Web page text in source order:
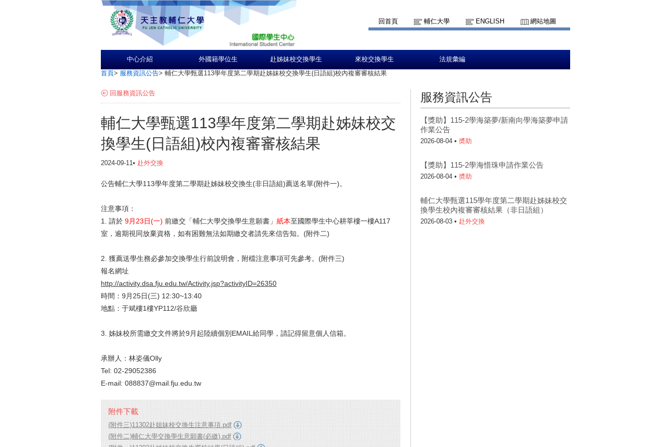
回首頁 輔仁大學 ENGLISH 網站地圖
中心介紹 外國籍學位生 赴姊妹校交換學生 來校交換學生 法規彙編
首頁> 服務資訊公告> 輔仁大學甄選113學年度第二學期赴姊妹校交換學生(日語組)校內複審審核結果
回服務資訊公告
輔仁大學甄選113學年度第二學期赴姊妹校交
換學生(日語組)校內複審審核結果
2024-09-11• 赴外交換
公告輔仁大學113學年度第二學期赴姊妹校交換生(非日語組)薦送名單(附件一)。
注意事項：
1. 請於 9月23日(一) 前繳交「輔仁大學交換學生意願書」 紙本至國際學生中心耕莘樓一樓A117
室，逾期視同放棄資格，如有困難無法如期繳交者請先來信告知。(附件二)
2. 獲薦送學生務必參加交換學生行前說明會，附檔注意事項可先參考。 (附件三)
報名網址
http://activity.dsa.fju.edu.tw/Activity.jsp?activityID=26350
時間：9月25日(三) 12:30~13:40
地點：于斌樓1樓YP112/谷欣廳
3. 姊妹校所需繳交文件將於9月起陸續個別EMAIL給同學，請記得留意個人信箱。
承辦人：林姿儀Olly
Tel: 02-29052386
E-mail: 088837@mail.fju.edu.tw
附件下載
(附件三)11302赴姐妹校交換生注意事項.pdf
(附件二)輔仁大學交換學生意願書(必繳).pdf
服務資訊公告
【獎助】115-2學海築夢/新南向學海築夢申請
作業公告
2026-08-04 • 奬助
【獎助】115-2學海惜珠申請作業公告
2026-08-04 • 奬助
輔仁大學甄選115學年度第二學期赴姊妹校交
換學生校內複審審核結果（非日語組）
2026-08-03 • 赴外交換